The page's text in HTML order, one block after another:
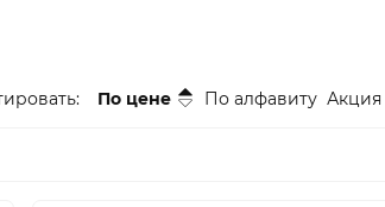
По цене По алфавиту Акция